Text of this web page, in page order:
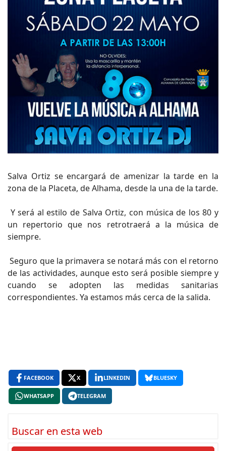
Salva Ortiz se encargará de amenizar la tarde en la
zona de la Placeta, de Alhama, desde la una de la tarde.
Y será al estilo de Salva Ortiz, con música de los 80 y
un repertorio que nos retrotraerá a la música de
siempre.
Seguro que la primavera se notará más con el retorno
de las actividades, aunque esto será posible siempre y
cuando se adopten las medidas sanitarias
correspondientes. Ya estamos más cerca de la salida.
FACEBOOK X LINKEDIN BLUESKY
WHATSAPP TELEGRAM
Buscar en esta web